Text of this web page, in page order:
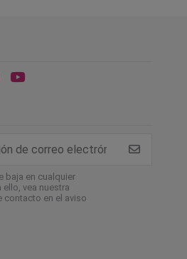
baja en cualquier
ello, vea nuestra
contacto en el aviso